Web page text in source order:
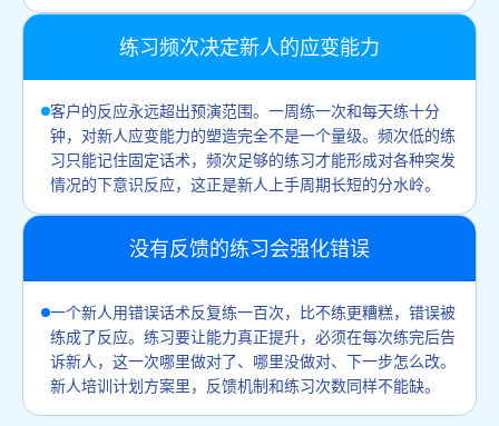
练习频次决定新人的应变能力
客户的反应永远超出预演范围。一周练一次和每天练十分
钟，对新人应变能力的塑造完全不是一个量级。频次低的练
习只能记住固定话术，频次足够的练习才能形成对各种突发
情况的下意识反应，这正是新人上手周期长短的分水岭。
没有反馈的练习会强化错误
一个新人用错误话术反复练一百次，比不练更糟糕，错误被
练成了反应。练习要让能力真正提升，必须在每次练完后告
诉新人，这一次哪里做对了、哪里没做对、下一步怎么改。
新人培训计划方案里，反馈机制和练习次数同样不能缺。